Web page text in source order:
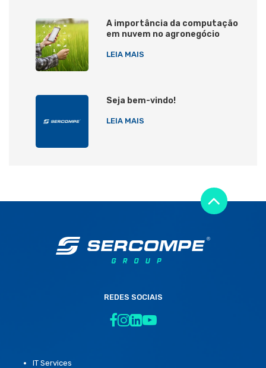
A importância da computação
em nuvem no agronegócio
LEIA MAIS
Seja bem-vindo!
LEIA MAIS
REDES SOCIAIS
IT Services